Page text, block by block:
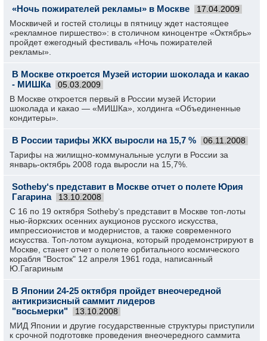
«Ночь пожирателей рекламы» в Москве 17.04.2009
Москвичей и гостей столицы в пятницу ждет настоящее
«рекламное пиршество»: в столичном киноцентре «Октябрь»
пройдет ежегодный фестиваль «Ночь пожирателей
рекламы».
В Москве откроется Музей истории шоколада и какао
- МИШКа
05.03.2009
В Москве откроется первый в России музей Истории
шоколада и какао — «МИШКа», холдинга «Объединенные
кондитеры».
В России тарифы ЖКХ выросли на 15,7 % 06.11.2008
Тарифы на жилищно-коммунальные услуги в России за
январь-октябрь 2008 года выросли на 15,7%.
Sotheby‘s представит в Москве отчет о полете Юрия
Гагарина
13.10.2008
С 16 по 19 октября Sotheby‘s представит в Москве топ-лоты
нью-йоркских осенних аукционов русского искусства,
импрессионистов и модернистов, а также современного
искусства. Топ-лотом аукциона, который продемонстрируют в
Москве, станет отчет о полете орбитального космического
корабля "Восток" 12 апреля 1961 года, написанный
Ю.Гагариным
В Японии 24-25 октября пройдет внеочередной
антикризисный саммит лидеров
"восьмерки"
13.10.2008
МИД Японии и другие государственные структуры приступили
к срочной подготовке проведения внеочередного саммита